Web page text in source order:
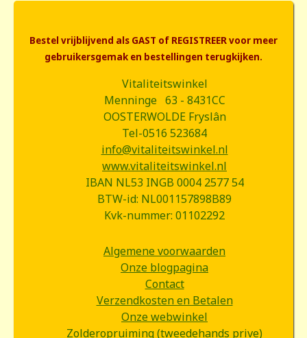
Bestel vrijblijvend als GAST of REGISTREER voor meer
gebruikersgemak en bestellingen terugkijken.
Vitaliteitswinkel
Menninge 63 - 8431CC
OOSTERWOLDE Fryslân
Tel-0516 523684
info@vitaliteitswinkel.nl
www.vitaliteitswinkel.nl
IBAN NL53 INGB 0004 2577 54
BTW-id: NL001157898B89
Kvk-nummer: 01102292
Algemene voorwaarden
Onze blogpagina
Contact
Verzendkosten en Betalen
Onze webwinkel
Zolderopruiming (tweedehands prive)